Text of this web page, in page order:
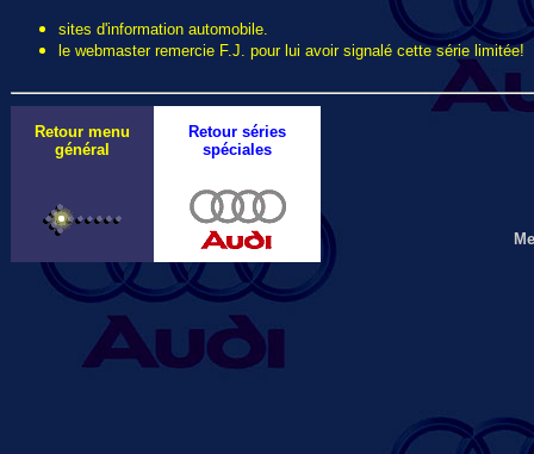
sites d'information automobile.
le webmaster remercie F.J. pour lui avoir signalé cette série limitée!
Retour menu
général
Retour séries
spéciales